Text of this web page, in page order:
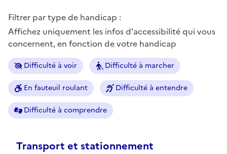
Filtrer par type de handicap :
Affichez uniquement les infos d'accessibilité qui vous
concernent, en fonction de votre handicap
Difficulté à voir Difficulté à marcher
En fauteuil roulant Difficulté à entendre
Difficulté à comprendre
Transport et stationnement